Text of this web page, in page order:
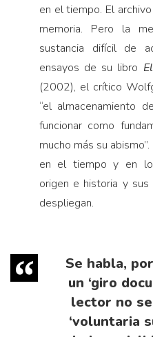
en el tiempo. El
memoria. Pero la
sustancia difícil de
ensayos de su libro
(2002), el crítico
“el almacenamiento
funcionar como
mucho más su
en el tiempo y en
origen e historia y
despliegan.
Se habla,
un ‘giro
lector no
‘voluntaria